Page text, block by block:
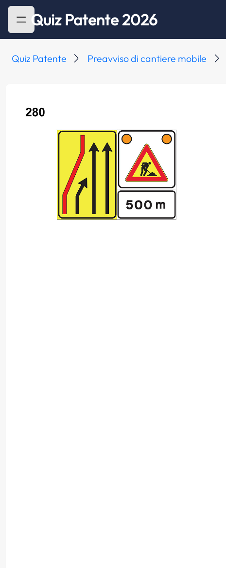
Quiz Patente 2026
Quiz Patente Preavviso di cantiere mobile